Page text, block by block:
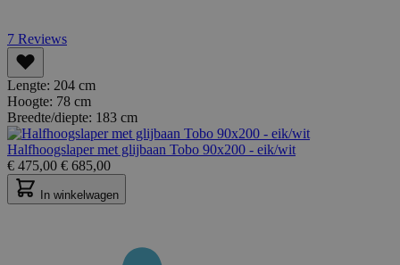
7 Reviews
Lengte: 204 cm
Hoogte: 78 cm
Breedte/diepte: 183 cm
Halfhoogslaper met glijbaan Tobo 90x200 - eik/wit
€ 475,00 € 685,00
In winkelwagen